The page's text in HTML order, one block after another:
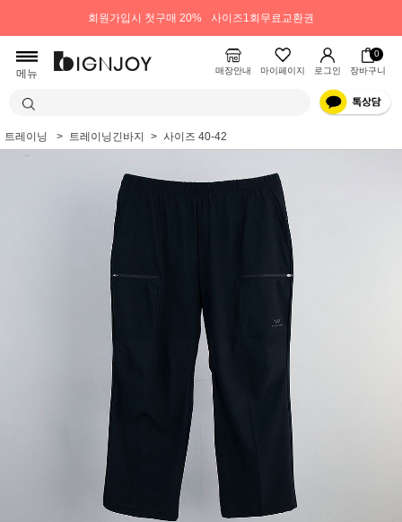
회원가입시 첫구매 20% 사이즈1회무료교환권
메뉴 매장안내 마이페이지 로그인
0
장바구니
트레이닝 트레이닝긴바지 사이즈 40-42